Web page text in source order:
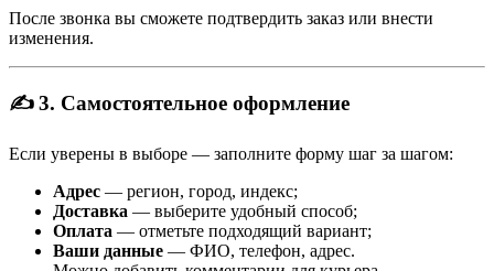
После звонка вы сможете подтвердить заказ или внести
изменения.
✍️ 3. Самостоятельное оформление
Если уверены в выборе — заполните форму шаг за шагом:
Адрес — регион, город, индекс;
Доставка — выберите удобный способ;
Оплата — отметьте подходящий вариант;
Ваши данные — ФИО, телефон, адрес.